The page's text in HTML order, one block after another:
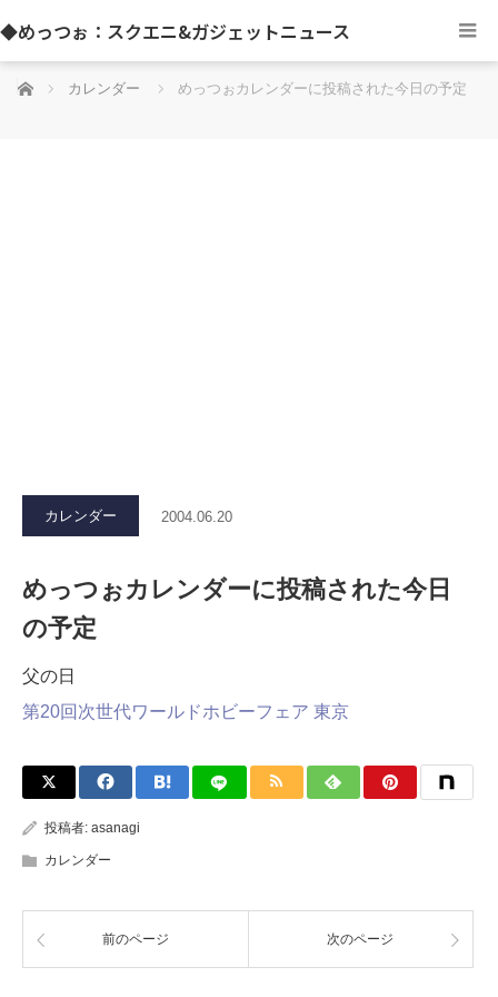
◆めっつぉ：スクエニ&ガジェットニュース
ホーム カレンダー めっつぉカレンダーに投稿された今日の予定
カレンダー 2004.06.20
めっつぉカレンダーに投稿された今日
の予定
父の日
第20回次世代ワールドホビーフェア 東京
投稿者: asanagi
カレンダー
前のページ 次のページ